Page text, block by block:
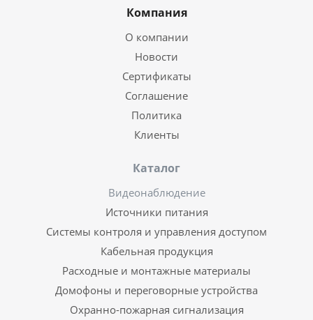
Компания
О компании
Новости
Сертификаты
Соглашение
Политика
Клиенты
Каталог
Видеонаблюдение
Источники питания
Системы контроля и управления доступом
Кабельная продукция
Расходные и монтажные материалы
Домофоны и переговорные устройства
Охранно-пожарная сигнализация